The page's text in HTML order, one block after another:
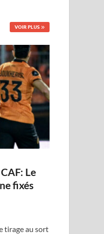
VOIR PLUS
Le
fixés
tirage au sort